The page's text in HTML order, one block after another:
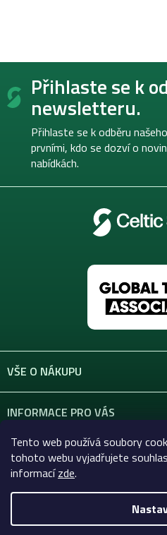
Tento web používá soubory
tohoto webu vyjadřujete
informacízde.
Z
Přihlaste se k
newsletteru.
Přihlaste se k odběru
prvními, kdo se dozví o
nabídkách.
VŠE O NÁKUPU
INFORMACE PRO VÁS
KONTAKT
Copyright 2026Celtic-